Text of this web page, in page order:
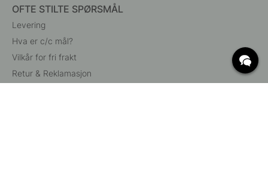
OFTE STILTE SPØRSMÅL
Levering
Hva er c/c mål?
Vilkår for fri frakt
Retur & Reklamasjon